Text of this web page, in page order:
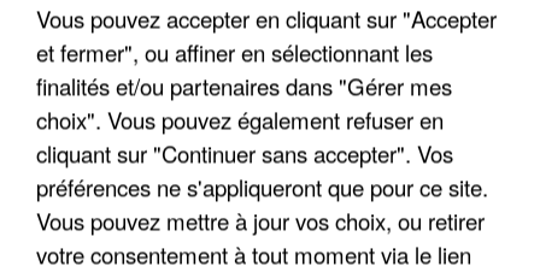
Vous pouvez accepter en cliquant sur "Accepter
et fermer", ou affiner en sélectionnant les
finalités et/ou partenaires dans "Gérer mes
choix". Vous pouvez également refuser en
cliquant sur "Continuer sans accepter". Vos
préférences ne s'appliqueront que pour ce site.
Vous pouvez mettre à jour vos choix, ou retirer
votre consentement à tout moment via le lien